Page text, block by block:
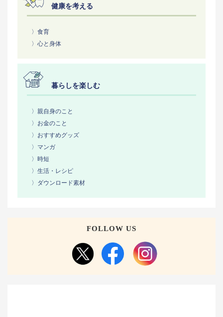
健康を考える
〉食育
〉心と身体
暮らしを楽しむ
〉親自身のこと
〉お金のこと
〉おすすめグッズ
〉マンガ
〉時短
〉生活・レシピ
〉ダウンロード素材
FOLLOW US